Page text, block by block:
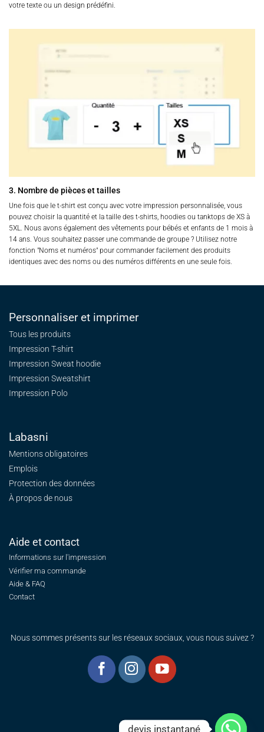
votre texte ou un design prédéfini.
3. Nombre de pièces et tailles
Une fois que le t-shirt est conçu avec votre impression personnalisée, vous
pouvez choisir la quantité et la taille des t-shirts, hoodies ou tanktops de XS à
5XL. Nous avons également des vêtements pour bébés et enfants de 1 mois à
14 ans. Vous souhaitez passer une commande de groupe ? Utilisez notre
fonction "Noms et numéros" pour commander facilement des produits
identiques avec des noms ou des numéros différents en une seule fois.
Personnaliser et imprimer
Tous les produits
Impression T-shirt
Impression Sweat hoodie
Impression Sweatshirt
Impression Polo
Labasni
Mentions obligatoires
Emplois
Protection des données
À propos de nous
Aide et contact
Informations sur l'impression
Vérifier ma commande
Aide & FAQ
Contact
Nous sommes présents sur les réseaux sociaux, vous nous suivez ?
devis instantané